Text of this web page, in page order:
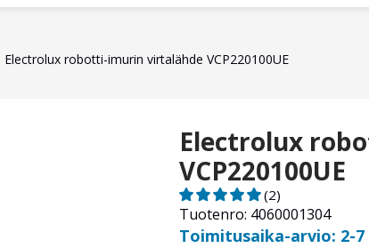
Electrolux robotti-imurin virtalähde VCP220100UE
Electrolux
VCP220100UE
Tuotenro: 4060001304
(2)
Toimitusaika-arvio: 2-